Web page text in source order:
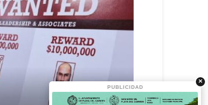
×
PUBLICIDAD